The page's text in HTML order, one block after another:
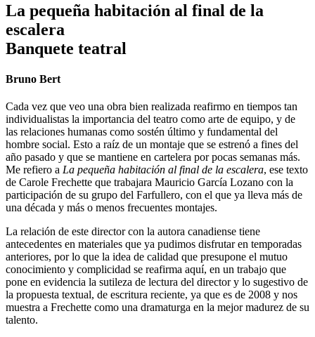
La pequeña habitación al final de la
escalera
Banquete teatral
Bruno Bert
Cada vez que veo una obra bien realizada reafirmo en tiempos tan
individualistas la importancia del teatro como arte de equipo, y de
las relaciones humanas como sostén último y fundamental del
hombre social. Esto a raíz de un montaje que se estrenó a fines del
año pasado y que se mantiene en cartelera por pocas semanas más.
Me refiero a La pequeña habitación al final de la escalera, ese texto
de Carole Frechette que trabajara Mauricio García Lozano con la
participación de su grupo del Farfullero, con el que ya lleva más de
una década y más o menos frecuentes montajes.
La relación de este director con la autora canadiense tiene
antecedentes en materiales que ya pudimos disfrutar en temporadas
anteriores, por lo que la idea de calidad que presupone el mutuo
conocimiento y complicidad se reafirma aquí, en un trabajo que
pone en evidencia la sutileza de lectura del director y lo sugestivo de
la propuesta textual, de escritura reciente, ya que es de 2008 y nos
muestra a Frechette como una dramaturga en la mejor madurez de su
talento.